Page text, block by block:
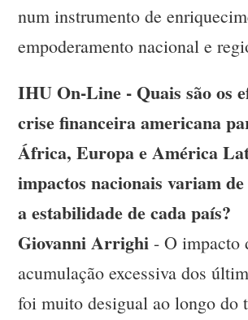
num instrumento de
empoderamento nacional e
IHU On-Line - Quais são os
crise financeira americana
África, Europa e América
impactos nacionais variam
a estabilidade de cada país?
Giovanni Arrighi - O impacto
acumulação excessiva dos
foi muito desigual ao longo do